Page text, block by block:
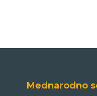
Mednarodno